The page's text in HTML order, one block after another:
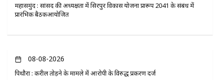
महासमुंद : सांसद की अध्यक्षता में सिरपुर विकास योजना प्रारूप 2041 के संबंध में
प्रारंभिक बैठकआयोजित
08-08-2026
पिथौरा : करील तोड़ने के मामले में आरोपी के विरुद्ध प्रकरण दर्ज